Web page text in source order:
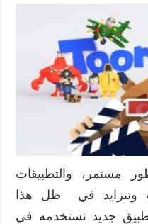
مستمر، والتطبيقات
وتتزايد في ظل هذا
جديد نستخدمه في